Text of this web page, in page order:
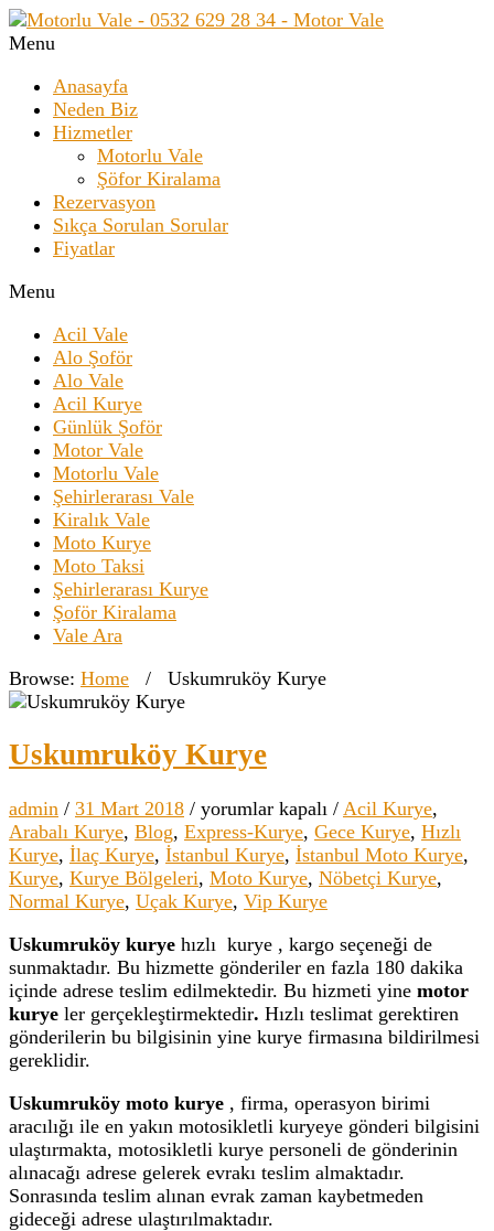
Menu
Anasayfa
Neden Biz
Hizmetler
Motorlu Vale
Şöfor Kiralama
Rezervasyon
Sıkça Sorulan Sorular
Fiyatlar
Menu
Acil Vale
Alo Şoför
Alo Vale
Acil Kurye
Günlük Şoför
Motor Vale
Motorlu Vale
Şehirlerarası Vale
Kiralık Vale
Moto Kurye
Moto Taksi
Şehirlerarası Kurye
Şoför Kiralama
Vale Ara
Browse: Home / Uskumruköy Kurye
Uskumruköy Kurye
admin / 31 Mart 2018 / Uskumruköy
Kurye
için
yorumlar kapalı / Acil Kurye,
Arabalı Kurye, Blog, Express-Kurye, Gece Kurye, Hızlı
Kurye, İlaç Kurye, İstanbul Kurye, İstanbul Moto Kurye,
Kurye, Kurye Bölgeleri, Moto Kurye, Nöbetçi Kurye,
Normal Kurye, Uçak Kurye, Vip Kurye
Uskumruköy kurye hızlı kurye , kargo seçeneği de
sunmaktadır. Bu hizmette gönderiler en fazla 180 dakika
içinde adrese teslim edilmektedir. Bu hizmeti yine motor
kurye ler gerçekleştirmektedir. Hızlı teslimat gerektiren
gönderilerin bu bilgisinin yine kurye firmasına bildirilmesi
gereklidir.
Uskumruköy moto kurye , firma, operasyon birimi
aracılığı ile en yakın motosikletli kuryeye gönderi bilgisini
ulaştırmakta, motosikletli kurye personeli de gönderinin
alınacağı adrese gelerek evrakı teslim almaktadır.
Sonrasında teslim alınan evrak zaman kaybetmeden
gideceği adrese ulaştırılmaktadır.